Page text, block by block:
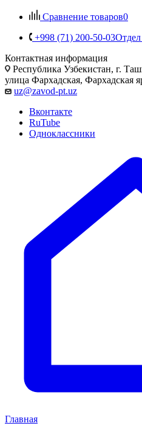
Сравнение товаров0
+998 (71) 200-50-03
Контактная информация
Республика Узбекистан, г.
улица Фархадская, Фархадская
uz@zavod-pt.uz
Вконтакте
RuTube
Одноклассники
Главная